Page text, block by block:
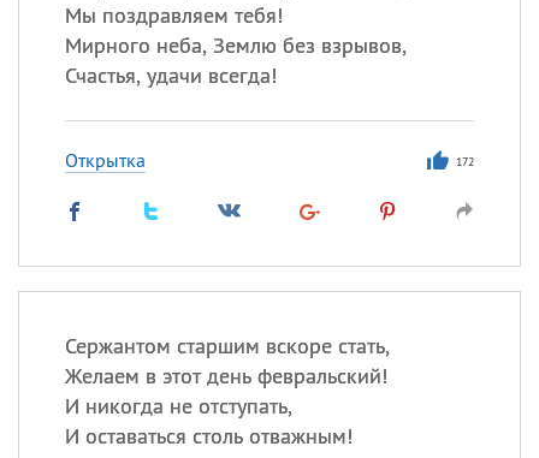
Мы поздравляем тебя!
Мирного неба, Землю без взрывов,
Счастья, удачи всегда!
Открытка 172
Сержантом старшим вскоре стать,
Желаем в этот день февральский!
И никогда не отступать,
И оставаться столь отважным!